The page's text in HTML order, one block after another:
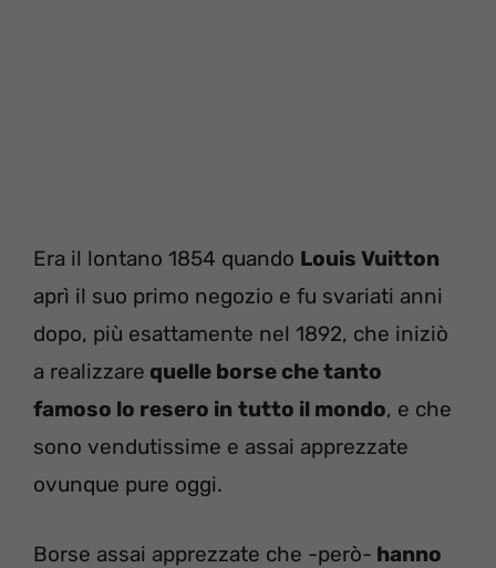
Era il lontano 1854 quando Louis Vuitton
aprì il suo primo negozio e fu svariati anni
dopo, più esattamente nel 1892, che iniziò
a realizzare quelle borse che tanto
famoso lo resero in tutto il mondo, e che
sono vendutissime e assai apprezzate
ovunque pure oggi.
Borse assai apprezzate che -però- hanno